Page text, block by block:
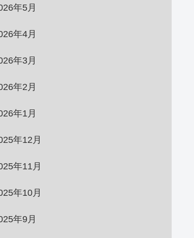
年5月
年4月
年3月
年2月
年1月
年12月
年11月
年10月
年9月